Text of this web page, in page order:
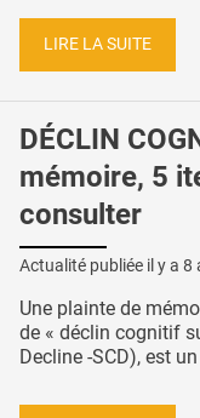
LIRE LA SUITE
DÉCLIN
mémoire, 5
consulter
Actualité publiée il y a 8
Une plainte de
de « déclin cognitif
Decline -SCD), est